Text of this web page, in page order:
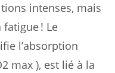
intenses, mais
! Le
l’absorption
max ), est lié à la